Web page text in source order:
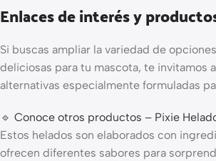
Enlaces de interés y
Si buscas ampliar la variedad de
deliciosas para tu mascota, te invitamos
alternativas especialmente formuladas
🔹 Conoce otros productos – Pixie
Estos helados son elaborados con
ofrecen diferentes sabores para